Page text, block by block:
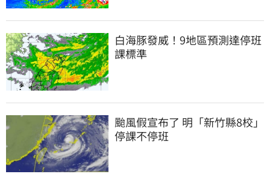
白海豚發威！9地區預測達停班
課標準
颱風假宣布了 明「新竹縣8校」
停課不停班